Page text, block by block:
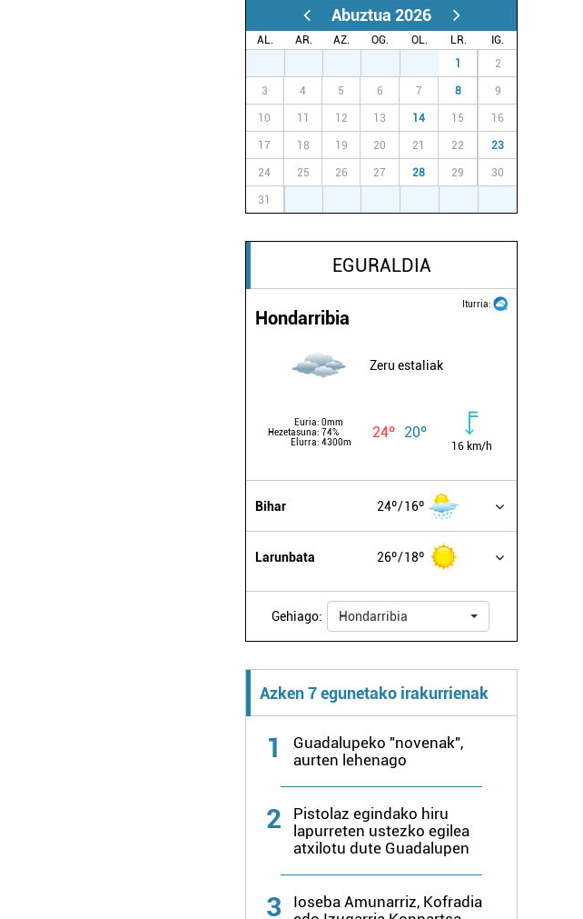
Abuztua 2026
AL. AR. AZ. OG. OL. LR.
IG.
1 2
3 4 5 6 7 8 9
10 11 12 13 14 15 16
17 18 19 20 21 22 23
24 25 26 27 28 29 30
31
EGURALDIA
Iturria:
Hondarribia
Zeru estaliak
Euria: 0mm
Hezetasuna: 74%
Elurra: 4300m
24º 20º
16 km/h
Bihar 24º 16º
Larunbata 26º 18º
Gehiago: Hondarribia
Azken 7 egunetako irakurrienak
1
Guadalupeko "novenak",
aurten lehenago
2
Pistolaz egindako hiru
lapurreten ustezko egilea
atxilotu dute Guadalupen
3
Ioseba Amunarriz, Kofradia